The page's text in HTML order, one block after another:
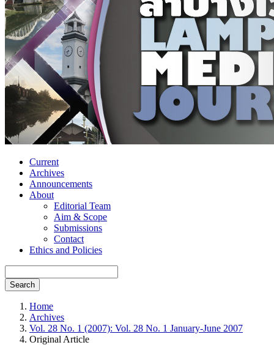
Current
Archives
Announcements
About
Editorial Team
Aim & Scope
Submissions
Contact
Ethics and Policies
Search
Home
Archives
Vol. 28 No. 1 (2007): Vol. 28 No. 1 January-June 2007
Original Article